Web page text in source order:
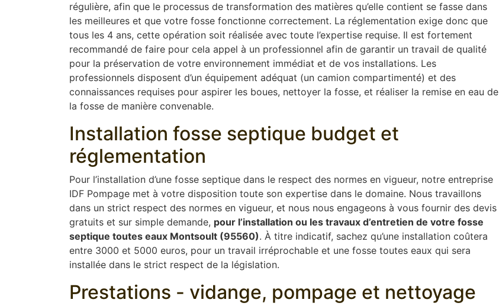
régulière, afin que le processus de transformation des matières qu’elle contient se fasse dans
les meilleures et que votre fosse fonctionne correctement. La réglementation exige donc que
tous les 4 ans, cette opération soit réalisée avec toute l’expertise requise. Il est fortement
recommandé de faire pour cela appel à un professionnel afin de garantir un travail de qualité
pour la préservation de votre environnement immédiat et de vos installations. Les
professionnels disposent d’un équipement adéquat (un camion compartimenté) et des
connaissances requises pour aspirer les boues, nettoyer la fosse, et réaliser la remise en eau de
la fosse de manière convenable.
Installation fosse septique budget et
réglementation
Pour l’installation d’une fosse septique dans le respect des normes en vigueur, notre entreprise
IDF Pompage met à votre disposition toute son expertise dans le domaine. Nous travaillons
dans un strict respect des normes en vigueur, et nous nous engageons à vous fournir des devis
gratuits et sur simple demande, pour l’installation ou les travaux d’entretien de votre fosse
septique toutes eaux Montsoult (95560). À titre indicatif, sachez qu’une installation coûtera
entre 3000 et 5000 euros, pour un travail irréprochable et une fosse toutes eaux qui sera
installée dans le strict respect de la législation.
Prestations - vidange, pompage et nettoyage